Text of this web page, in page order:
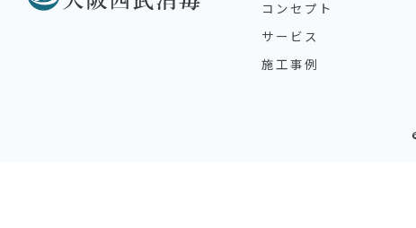
コンセプト
サービス
施工事例